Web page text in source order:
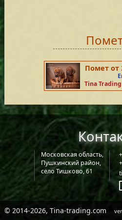
Помет от
Tina
Московская область,
Пушкинский район,
село Тишково, 61
© 2014-2026, Tina-trading.com